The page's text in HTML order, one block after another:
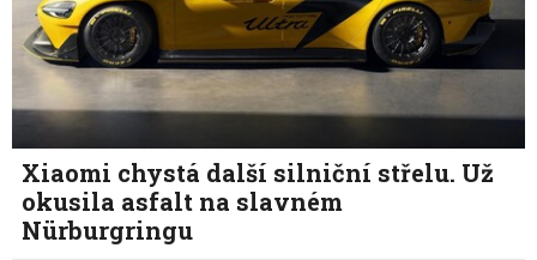
Xiaomi chystá další silniční střelu. Už
okusila asfalt na slavném
Nürburgringu